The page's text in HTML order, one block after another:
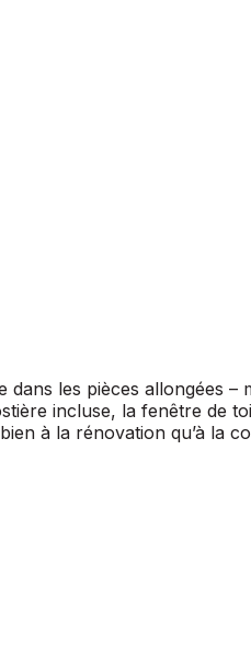
les pièces allongées –
incluse, la fenêtre de
à la rénovation qu’à la